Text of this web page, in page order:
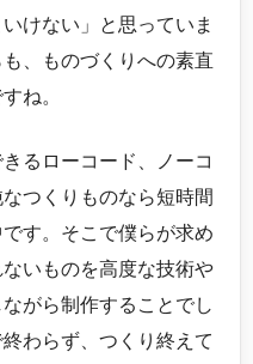
けない」と思っていま
、ものづくりへの素直
ね。
るローコード、ノーコ
つくりものなら短時間
す。そこで僕らが求め
いものを高度な技術や
がら制作することでし
わらず、つくり終えて